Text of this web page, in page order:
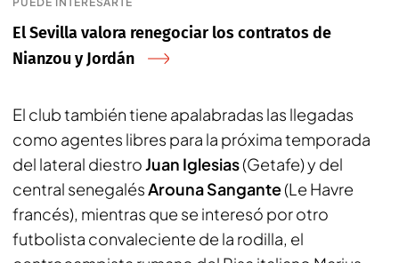
El Sevilla valora renegociar los contratos de
Nianzou y Jordán
El club también tiene apalabradas las llegadas
como agentes libres para la próxima temporada
del lateral diestroJuan Iglesias(Getafe) y del
central senegalésArouna Sangante(Le Havre
francés), mientras que se interesó por otro
futbolista convaleciente de la rodilla, el